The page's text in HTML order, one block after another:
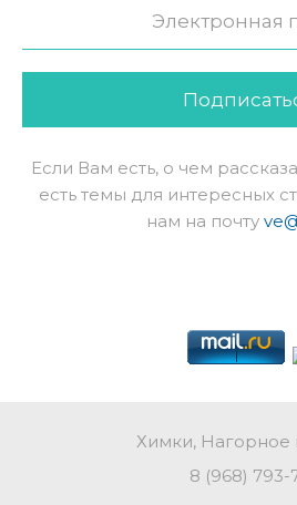
Если Вам есть, о чем
есть темы для интересных
нам на почту
Химки, Нагорное
8 (968) 793-